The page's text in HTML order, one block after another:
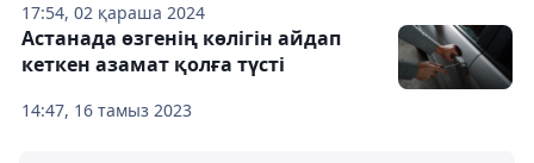
17:54, 02 қараша 2024
14:47, 16 тамыз 2023
Астанада өзгенің көлігін айдап
кеткен азамат қолға түсті